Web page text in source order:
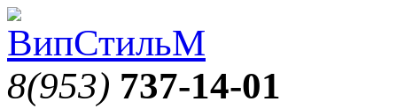
8(953) 737-14-01